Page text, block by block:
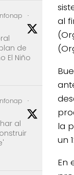
al
la
un
En
·
de
El Niño
·
al